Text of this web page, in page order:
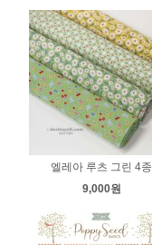
엘레아 루츠 그린 4종
9,000원